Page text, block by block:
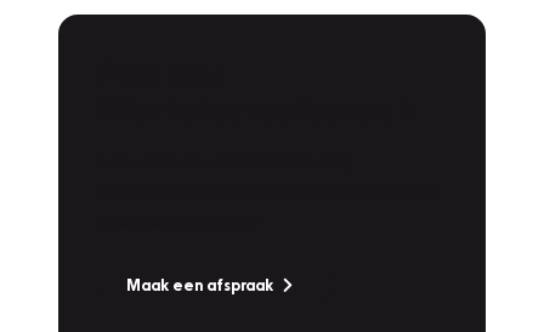
Maak een afspraak